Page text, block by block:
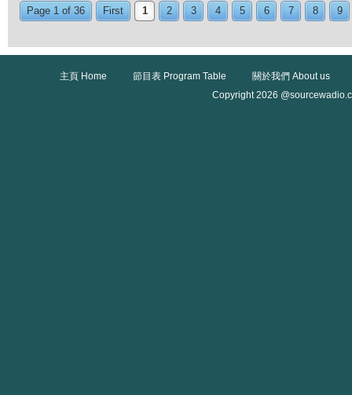
Page 1 of 36 First 1 2 3 4 5 6 7 8 9
主頁 Home 節目表 Program Table
關於我們 About us
Copyright 2026